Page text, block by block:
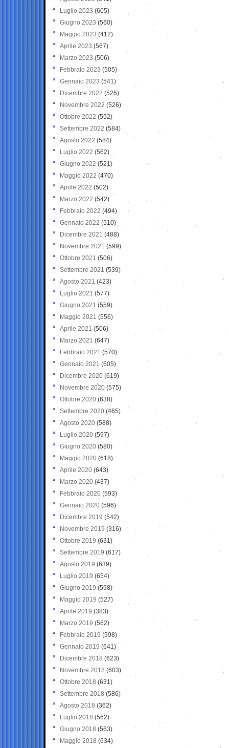
Luglio 2023 (605)
Giugno 2023 (560)
Maggio 2023 (412)
Aprile 2023 (567)
Marzo 2023 (506)
Febbraio 2023 (505)
Gennaio 2023 (541)
Dicembre 2022 (525)
Novembre 2022 (526)
Ottobre 2022 (552)
Settembre 2022 (584)
Agosto 2022 (584)
Luglio 2022 (562)
Giugno 2022 (521)
Maggio 2022 (470)
Aprile 2022 (502)
Marzo 2022 (542)
Febbraio 2022 (494)
Gennaio 2022 (510)
Dicembre 2021 (488)
Novembre 2021 (599)
Ottobre 2021 (506)
Settembre 2021 (539)
Agosto 2021 (423)
Luglio 2021 (577)
Giugno 2021(559)
Maggio 2021 (556)
Aprile 2021 (506)
Marzo 2021 (647)
Febbraio 2021 (570)
Gennaio 2021 (605)
Dicembre 2020 (619)
Novembre 2020 (575)
Ottobre 2020 (638)
Settembre 2020(465)
Agosto 2020 (588)
Luglio 2020 (597)
Giugno 2020 (580)
Maggio 2020 (618)
Aprile 2020 (643)
Marzo 2020 (437)
Febbraio 2020 (593)
Gennaio 2020 (596)
Dicembre 2019 (542)
Novembre 2019 (316)
Ottobre 2019 (631)
Settembre 2019 (617)
Agosto 2019 (639)
Luglio 2019 (654)
Giugno 2019 (598)
Maggio 2019 (527)
Aprile 2019 (383)
Marzo 2019 (562)
Febbraio 2019 (598)
Gennaio 2019 (641)
Dicembre 2018 (623)
Novembre 2018 (603)
Ottobre 2018 (631)
Settembre 2018 (586)
Agosto 2018 (362)
Luglio 2018 (562)
Giugno 2018 (563)
Maggio 2018 (634)